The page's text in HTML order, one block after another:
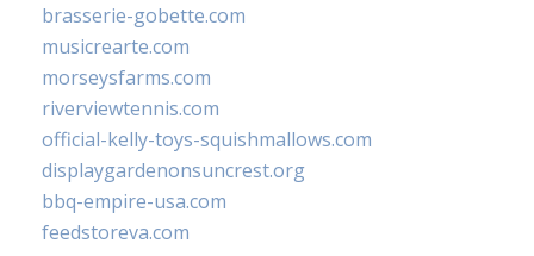
brasserie-gobette.com
musicrearte.com
morseysfarms.com
riverviewtennis.com
official-kelly-toys-squishmallows.com
displaygardenonsuncrest.org
bbq-empire-usa.com
feedstoreva.com